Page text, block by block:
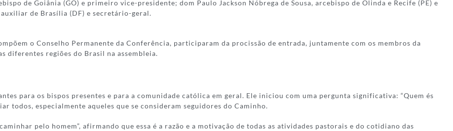
de Goiânia (GO) e primeiro vice-presidente; dom Paulo Jackson Nóbrega de Sousa, arcebispo de Olinda e Recife (PE) e
de Brasília (DF) e secretário-geral.
o Conselho Permanente da Conferência, participaram da procissão de entrada, juntamente com os membros da
diferentes regiões do Brasil na assembleia.
para os bispos presentes e para a comunidade católica em geral. Ele iniciou com uma pergunta significativa: “Quem és
todos, especialmente aqueles que se consideram seguidores do Caminho.
pelo homem”, afirmando que essa é a razão e a motivação de todas as atividades pastorais e do cotidiano das